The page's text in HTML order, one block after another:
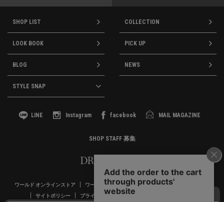
SHOP LIST COLLECTION
LOOK BOOK PICK UP
BLOG NEWS
STYLE SNAP
LINE Instagram facebook MAIL MAGAZINE
SHOP STAFF 募集
ワールド オンラインストア ワールド プレミアムクラブ お客様窓口
サイトポリシー
プライバシーポリシー